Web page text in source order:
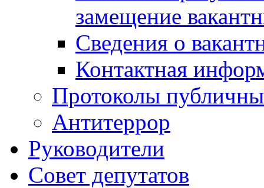
замещение
Сведения о
Контактная
Протоколы
Антитеррор
Руководители
Совет депутатов